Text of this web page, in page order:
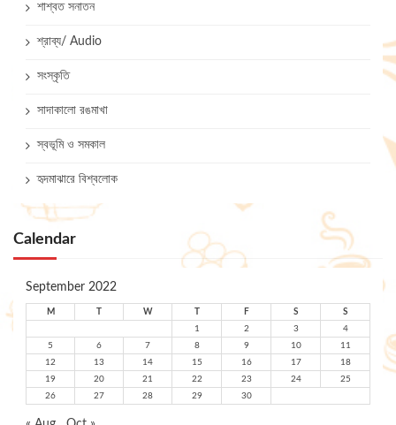
শাশ্বত সনাতন
শ্রাব্য/ Audio
সংস্কৃতি
সাদাকালো রঙমাখা
স্বভূমি ও সমকাল
হৃদমাঝারে বিশ্বলোক
Calendar
September 2022
M W F S
S
1
2 3
4
5
6 7 8 9 10
11
12
13 14 15 16 17
18
19
20 21 22 23 24
25
26
27 28 29 30